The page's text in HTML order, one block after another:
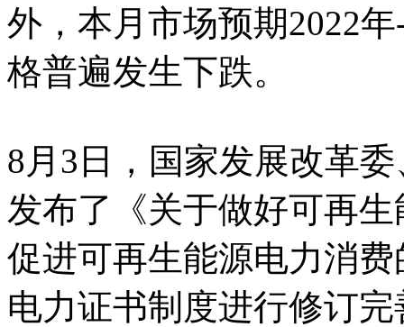
外，本月市场预期2022
格普遍发生下跌。
8月3日，国家发展改革
发布了《关于做好可再生
促进可再生能源电力消
电力证书制度进行修订